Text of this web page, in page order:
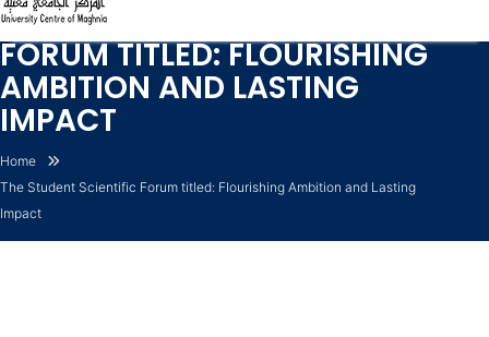
THE STUDENT SCIENTIFIC
FORUM TITLED: FLOURISHING
AMBITION AND LASTING
IMPACT
Home
The Student Scientific Forum titled: Flourishing Ambition and Lasting
Impact